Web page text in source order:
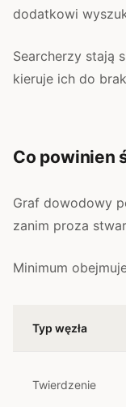
dodatkowi
Searcherzy stają
kieruje ich do
Co powinien
Graf dowodowy
zanim proza
Minimum
Typ węzła
Twierdzenie